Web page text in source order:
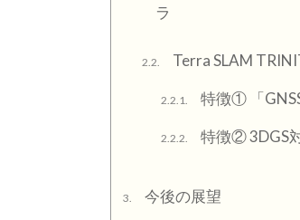
ラ
2.2. Terra SLAM
2.2.1. 特徴① 「
2.2.2. 特徴② 3DGS
3. 今後の展望